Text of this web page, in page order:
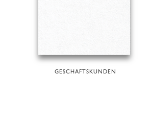
GESCHÄFTSKUNDEN